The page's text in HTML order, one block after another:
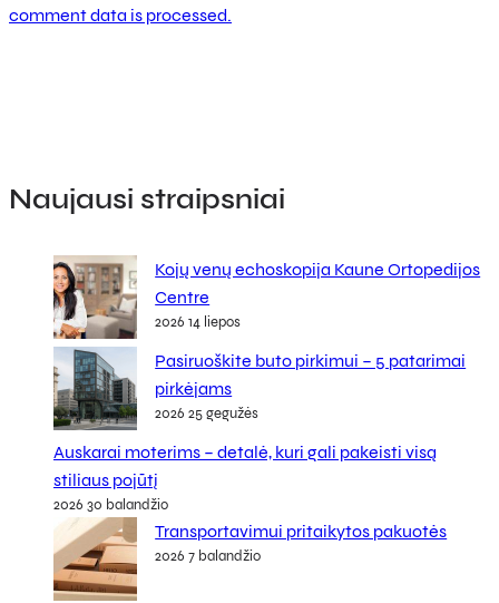
comment data is processed.
Naujausi straipsniai
Kojų venų echoskopija Kaune Ortopedijos
Centre
2026 14 liepos
Pasiruoškite buto pirkimui – 5 patarimai
pirkėjams
2026 25 gegužės
Auskarai moterims – detalė, kuri gali pakeisti visą
stiliaus pojūtį
2026 30 balandžio
Transportavimui pritaikytos pakuotės
2026 7 balandžio